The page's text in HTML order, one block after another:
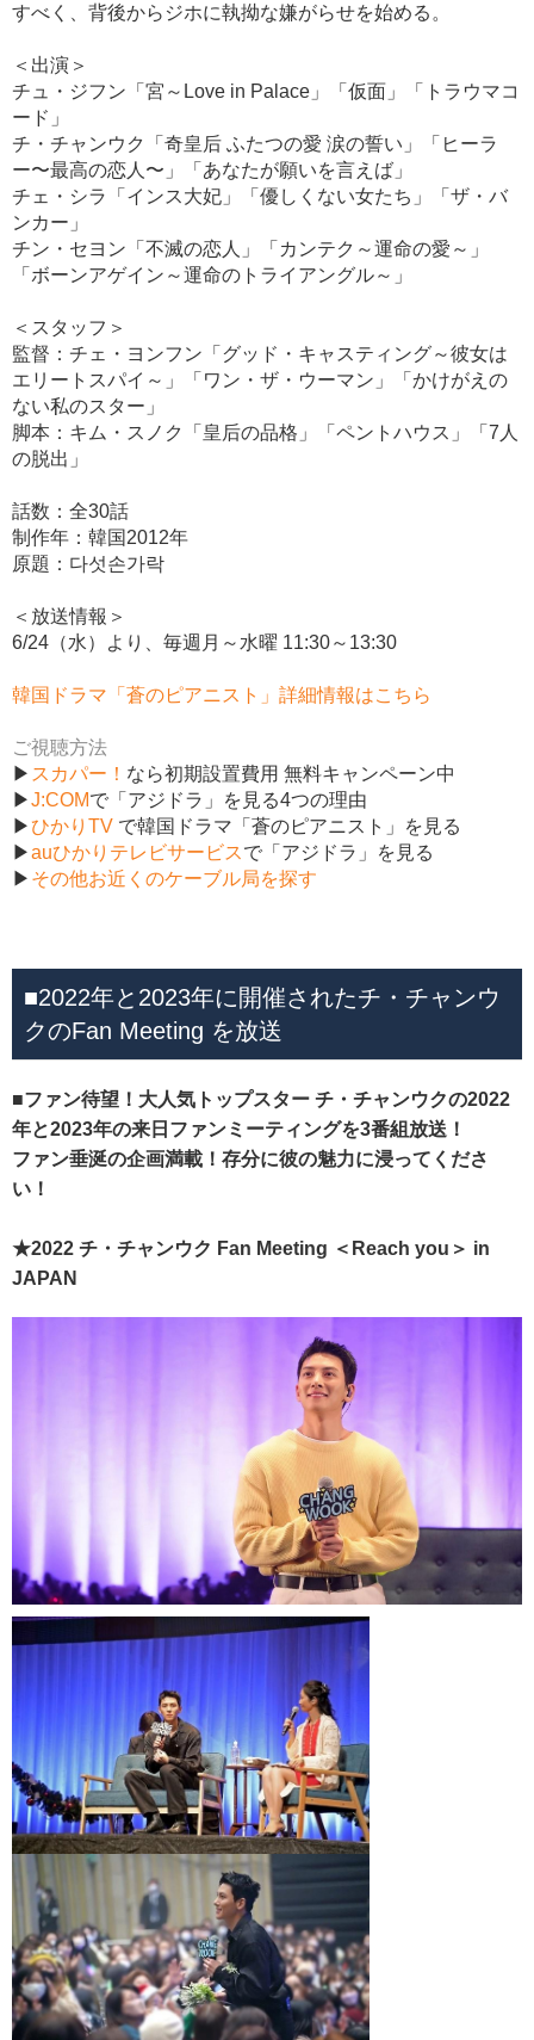
すべく、背後からジホに執拗な嫌がらせを始める。
＜出演＞
チュ・ジフン「宮～Love in Palace」「仮面」「トラウマコ
ード」
チ・チャンウク「奇皇后 ふたつの愛 涙の誓い」「ヒーラ
ー〜最高の恋人〜」「あなたが願いを言えば」
チェ・シラ「インス大妃」「優しくない女たち」「ザ・バ
ンカー」
チン・セヨン「不滅の恋人」「カンテク～運命の愛～」
「ボーンアゲイン～運命のトライアングル～」
＜スタッフ＞
監督：チェ・ヨンフン「グッド・キャスティング～彼女は
エリートスパイ～」「ワン・ザ・ウーマン」「かけがえの
ない私のスター」
脚本：キム・スノク「皇后の品格」「ペントハウス」「7人
の脱出」
話数：全30話
制作年：韓国2012年
原題：다섯손가락
＜放送情報＞
6/24（水）より、毎週月～水曜 11:30～13:30
韓国ドラマ「蒼のピアニスト」詳細情報はこちら
ご視聴方法
▶ スカパー！ なら初期設置費用 無料キャンペーン中
▶J:COMで「アジドラ」を見る4つの理由
▶ひかりTV で韓国ドラマ「蒼のピアニスト」を見る
▶auひかりテレビサービスで「アジドラ」を見る
▶ その他お近くのケーブル局を探す
■2022年と2023年に開催されたチ・チャンウ
クのFan Meeting を放送
■ファン待望！大人気トップスター チ・チャンウクの2022
年と2023年の来日ファンミーティングを3番組放送！
ファン垂涎の企画満載！存分に彼の魅力に浸ってくださ
い！
★2022 チ・チャンウク Fan Meeting ＜Reach you＞ in
JAPAN